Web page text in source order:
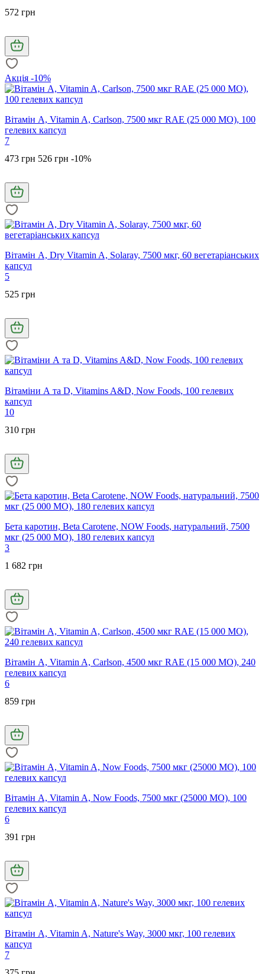
572 грн
Акція -10%
Вітамін А, Vitamin A, Carlson, 7500 мкг RAE (25 000 МО), 100
гелевих капсул
7
473 грн 526 грн -10%
Вітамін А, Dry Vitamin A, Solaray, 7500 мкг, 60 вегетаріанських
капсул
5
525 грн
Вітаміни А та D, Vitamins A&D, Now Foods, 100 гелевих
капсул
10
310 грн
Бета каротин, Beta Carotene, NOW Foods, натуральний, 7500
мкг (25 000 МО), 180 гелевих капсул
3
1 682 грн
Вітамін А, Vitamin A, Carlson, 4500 мкг RAE (15 000 МО), 240
гелевих капсул
6
859 грн
Вітамін А, Vitamin A, Now Foods, 7500 мкг (25000 МО), 100
гелевих капсул
6
391 грн
Вітамін A, Vitamin A, Nature's Way, 3000 мкг, 100 гелевих
капсул
7